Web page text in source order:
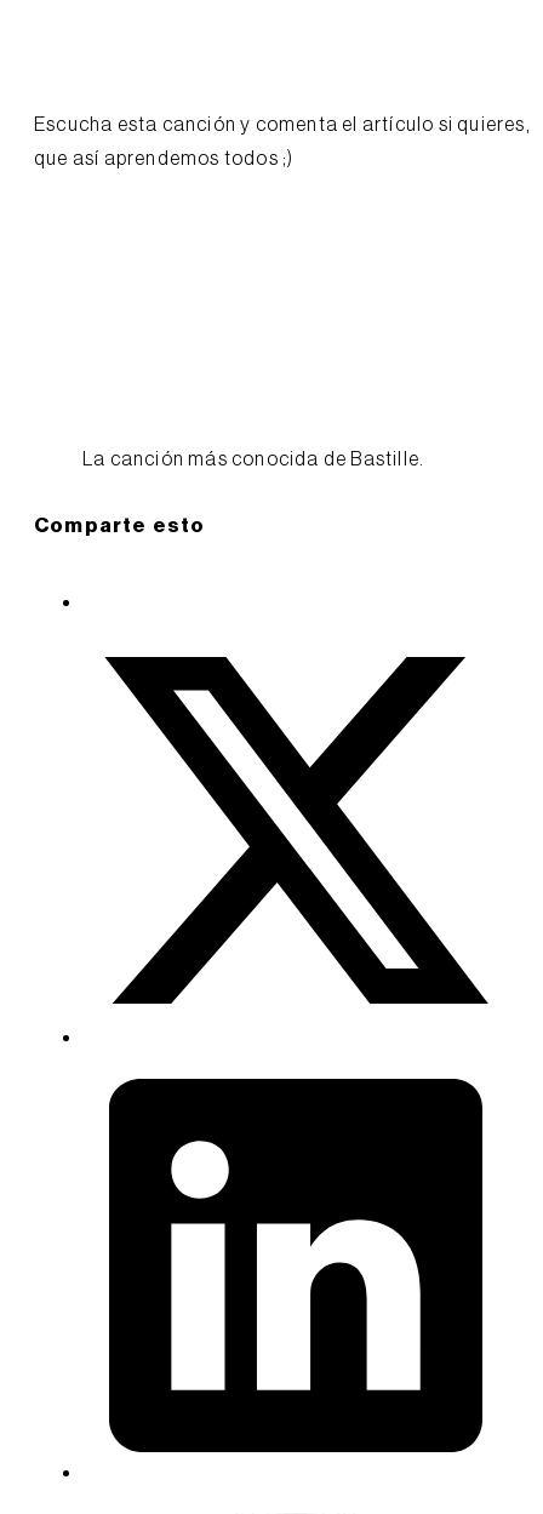
Escucha esta canción y comenta el artículo si quieres,
que así aprendemos todos ;)
La canción más conocida de Bastille.
Comparte esto